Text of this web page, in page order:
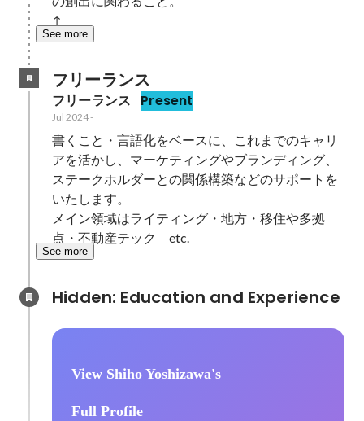
↑
See more
フリーランス
フリーランス Present
Jul 2024-
書くこと・言語化をベースに、これまでのキャリ
アを活かし、マーケティングやブランディング、
ステークホルダーとの関係構築などのサポートを
いたします。
メイン領域はライティング・地方・移住や多拠
点・不動産テック　etc.
See more
View Shiho Yoshizawa's
Full Profile